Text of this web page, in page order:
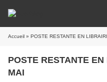
Accueil » POSTE RESTANTE EN
POSTE RESTANTE
MAI